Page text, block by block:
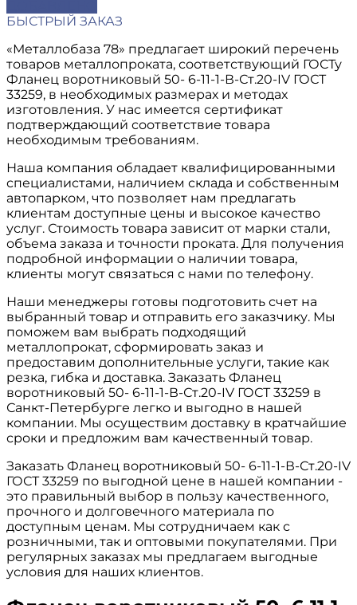
БЫСТРЫЙ ЗАКАЗ
«Металлобаза 78» предлагает широкий перечень
товаров металлопроката, соответствующий ГОСТу
Фланец воротниковый 50- 6-11-1-В-Ст.20-IV ГОСТ
33259, в необходимых размерах и методах
изготовления. У нас имеется сертификат
подтверждающий соответствие товара
необходимым требованиям.
Наша компания обладает квалифицированными
специалистами, наличием склада и собственным
автопарком, что позволяет нам предлагать
клиентам доступные цены и высокое качество
услуг. Стоимость товара зависит от марки стали,
объема заказа и точности проката. Для получения
подробной информации о наличии товара,
клиенты могут связаться с нами по телефону.
Наши менеджеры готовы подготовить счет на
выбранный товар и отправить его заказчику. Мы
поможем вам выбрать подходящий
металлопрокат, сформировать заказ и
предоставим дополнительные услуги, такие как
резка, гибка и доставка. Заказать Фланец
воротниковый 50- 6-11-1-В-Ст.20-IV ГОСТ 33259 в
Санкт-Петербурге легко и выгодно в нашей
компании. Мы осуществим доставку в кратчайшие
сроки и предложим вам качественный товар.
Заказать Фланец воротниковый 50- 6-11-1-В-Ст.20-IV
ГОСТ 33259 по выгодной цене в нашей компании -
это правильный выбор в пользу качественного,
прочного и долговечного материала по
доступным ценам. Мы сотрудничаем как с
розничными, так и оптовыми покупателями. При
регулярных заказах мы предлагаем выгодные
условия для наших клиентов.